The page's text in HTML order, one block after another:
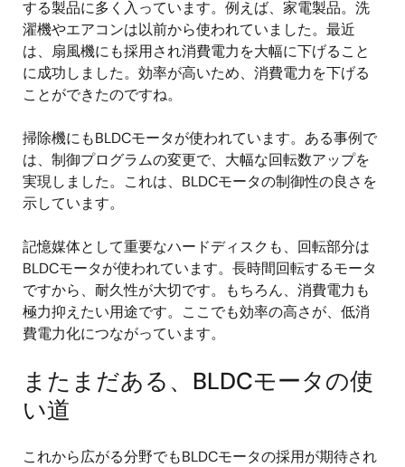
する製品に多く入っています。例えば、家電製品。洗
濯機やエアコンは以前から使われていました。最近
は、扇風機にも採用され消費電力を大幅に下げること
に成功しました。効率が高いため、消費電力を下げる
ことができたのですね。
掃除機にもBLDCモータが使われています。ある事例で
は、制御プログラムの変更で、大幅な回転数アップを
実現しました。これは、BLDCモータの制御性の良さを
示しています。
記憶媒体として重要なハードディスクも、回転部分は
BLDCモータが使われています。長時間回転するモータ
ですから、耐久性が大切です。もちろん、消費電力も
極力抑えたい用途です。ここでも効率の高さが、低消
費電力化につながっています。
またまだある、BLDCモータの使
い道
これから広がる分野でもBLDCモータの採用が期待され